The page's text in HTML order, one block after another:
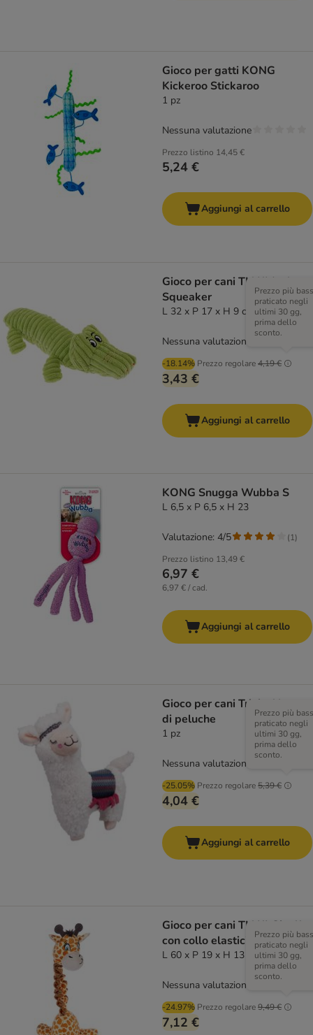
Gioco per gatti KONG
Kickeroo Stickaroo
1 pz
Prezzo listino 14,45 €
5,24 €
Nessuna valutazione
Aggiungi al carrello
Gioco per cani TIAKI Jack
Squeaker
L 32 x P 17 x H 9 cm
-18.14% Prezzo regolare4,19 €
Prezzo più
praticato negli
ultimi 30 gg,
prima dello
sconto.
3,43 €
Nessuna valutazione
Aggiungi al carrello
KONG Snugga Wubba S
L 6,5 x P 6,5 x H 23
Prezzo listino 13,49 €
6,97 €
6,97 € / cad.
Valutazione: 4/5 (1)
Aggiungi al carrello
Gioco per cani Trixie Alpaca
di peluche
1 pz
-25.05% Prezzo regolare5,39 €
Prezzo più
praticato negli
ultimi 30 gg,
prima dello
sconto.
4,04 €
Nessuna valutazione
Aggiungi al carrello
Gioco per cani TIAKI Giraffa
con collo elasticizzato
L 60 x P 19 x H 13 cm
-24.97% Prezzo regolare9,49 €
Prezzo più
praticato negli
ultimi 30 gg,
prima dello
sconto.
7,12 €
Nessuna valutazione